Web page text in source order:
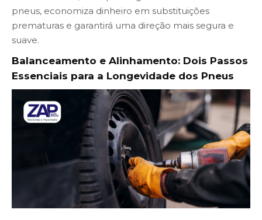
pneus, economiza dinheiro em substituições
prematuras e garantirá uma direção mais segura e
suave.
Balanceamento e Alinhamento: Dois Passos
Essenciais para a Longevidade dos Pneus